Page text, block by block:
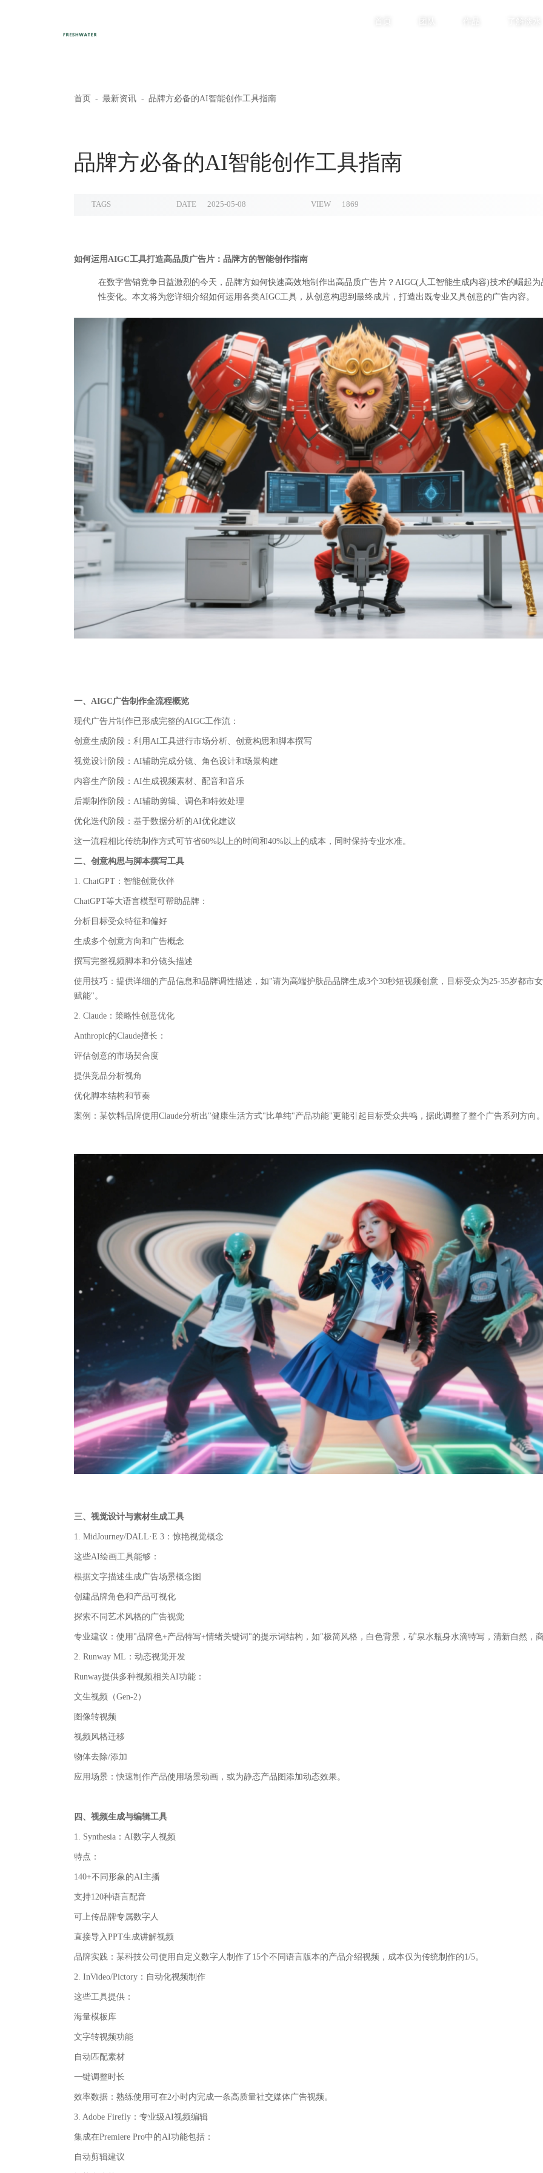
了解淡水
首页 最新资讯 品牌方必备的AI智能创作工具指南
品牌方必备的AI智能创作工具指南
TAGS DATE 2025-05-08 VIEW 1869
如何运用AIGC工具打造高品质广告片：品牌方的智能创作指南
在数字营销竞争日益激烈的今天，品牌方如何快速高效地制作出高品质广告片？AIGC(人工智能生成内容)技术的崛起
性变化。本文将为您详细介绍如何运用各类AIGC工具，从创意构思到最终成片，打造出既专业又具创意的广告内容。
一、AIGC广告制作全流程概览
现代广告片制作已形成完整的AIGC工作流：
创意生成阶段‌：利用AI工具进行市场分析、创意构思和脚本撰写
视觉设计阶段‌：AI辅助完成分镜、角色设计和场景构建
内容生产阶段‌：AI生成视频素材、配音和音乐
后期制作阶段‌：AI辅助剪辑、调色和特效处理
优化迭代阶段‌：基于数据分析的AI优化建议
这一流程相比传统制作方式可节省60%以上的时间和40%以上的成本，同时保持专业水准。
二、创意构思与脚本撰写工具
1. ChatGPT：智能创意伙伴
ChatGPT等大语言模型可帮助品牌：
分析目标受众特征和偏好
生成多个创意方向和广告概念
撰写完整视频脚本和分镜头描述
使用技巧‌：提供详细的产品信息和品牌调性描述，如"请为高端护肤品品牌生成3个30秒短视频创意，目标受众为25-35岁都市
赋能"。
2. Claude：策略性创意优化
Anthropic的Claude擅长：
评估创意的市场契合度
提供竞品分析视角
优化脚本结构和节奏
案例‌：某饮料品牌使用Claude分析出"健康生活方式"比单纯"产品功能"更能引起目标受众共鸣，据此调整了整个广告系列方向
三、视觉设计与素材生成工具
1. MidJourney/DALL·E 3：惊艳视觉概念
这些AI绘画工具能够：
根据文字描述生成广告场景概念图
创建品牌角色和产品可视化
探索不同艺术风格的广告视觉
专业建议‌：使用"品牌色+产品特写+情绪关键词"的提示词结构，如"极简风格，白色背景，矿泉水瓶身水滴特写，清新自然，
2. Runway ML：动态视觉开发
Runway提供多种视频相关AI功能：
文生视频（Gen-2）
图像转视频
视频风格迁移
物体去除/添加
应用场景‌：快速制作产品使用场景动画，或为静态产品图添加动态效果。
四、视频生成与编辑工具
1. Synthesia：AI数字人视频
特点：
140+不同形象的AI主播
支持120种语言配音
可上传品牌专属数字人
直接导入PPT生成讲解视频
品牌实践‌：某科技公司使用自定义数字人制作了15个不同语言版本的产品介绍视频，成本仅为传统制作的1/5。
2. InVideo/Pictory：自动化视频制作
这些工具提供：
海量模板库
文字转视频功能
自动匹配素材
一键调整时长
效率数据‌：熟练使用可在2小时内完成一条高质量社交媒体广告视频。
3. Adobe Firefly：专业级AI视频编辑
集成在Premiere Pro中的AI功能包括：
自动剪辑建议